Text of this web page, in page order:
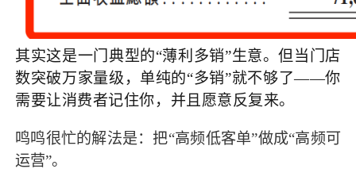
其实这是一门典型的“薄利多销”生意。但当门店
数突破万家量级，单纯的“多销”就不够了——你
需要让消费者记住你，并且愿意反复来。
鸣鸣很忙的解法是：把“高频低客单”做成“高频可
运营”。